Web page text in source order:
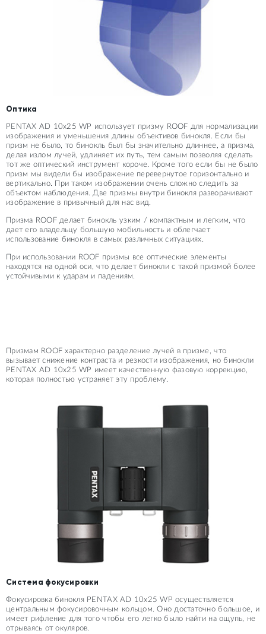
Оптика
PENTAX AD 10x25 WP использует призму ROOF для нормализации
изображения и уменьшения длины объективов бинокля. Если бы
призм не было, то бинокль был бы значительно длиннее, а призма,
делая излом лучей, удлиняет их путь, тем самым позволяя сделать
тот же оптический инструмент короче. Кроме того если бы не было
призм мы видели бы изображение перевернутое горизонтально и
вертикально. При таком изображении очень сложно следить за
объектом наблюдения. Две призмы внутри бинокля разворачивают
изображение в привычный для нас вид.
Призма ROOF делает бинокль узким / компактным и легким, что
дает его владельцу большую мобильность и облегчает
использование бинокля в самых различных ситуациях.
При использовании ROOF призмы все оптические элементы
находятся на одной оси, что делает бинокли с такой призмой более
устойчивыми к ударам и падениям.
Призмам ROOF характерно разделение лучей в призме, что
вызывает снижение контраста и резкости изображения, но бинокли
PENTAX AD 10x25 WP имеет качественную фазовую коррекцию,
которая полностью устраняет эту проблему.
Система фокусировки
Фокусировка бинокля PENTAX AD 10x25 WP осуществляется
центральным фокусировочным кольцом. Оно достаточно большое, и
имеет рифление для того чтобы его легко было найти на ощупь, не
отрываясь от окуляров.